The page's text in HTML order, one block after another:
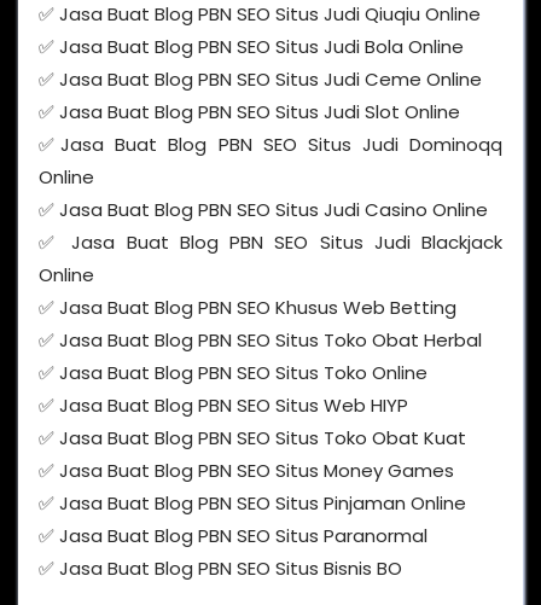
✅ Jasa Buat Blog PBN SEO Situs Judi Qiuqiu Online
✅ Jasa Buat Blog PBN SEO Situs Judi Bola Online
✅ Jasa Buat Blog PBN SEO Situs Judi Ceme Online
✅ Jasa Buat Blog PBN SEO Situs Judi Slot Online
✅Jasa Buat Blog PBN SEO Situs Judi Dominoqq
Online
✅ Jasa Buat Blog PBN SEO Situs Judi Casino Online
✅ Jasa Buat Blog PBN SEO Situs Judi Blackjack
Online
✅ Jasa Buat Blog PBN SEO Khusus Web Betting
✅ Jasa Buat Blog PBN SEO Situs Toko Obat Herbal
✅ Jasa Buat Blog PBN SEO Situs Toko Online
✅ Jasa Buat Blog PBN SEO Situs Web HIYP
✅ Jasa Buat Blog PBN SEO Situs Toko Obat Kuat
✅ Jasa Buat Blog PBN SEO Situs Money Games
✅ Jasa Buat Blog PBN SEO Situs Pinjaman Online
✅ Jasa Buat Blog PBN SEO Situs Paranormal
✅ Jasa Buat Blog PBN SEO Situs Bisnis BO